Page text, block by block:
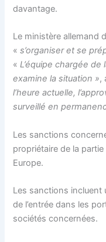
davantage.
Le ministère allemand
«s’organiser et se
«L’équipe chargée
examine la situation »,
l’heure actuelle,
surveillé en
Les sanctions
propriétaire de la
Europe.
Les sanctions
de l’entrée dans les
sociétés concernées.